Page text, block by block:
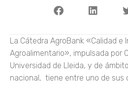
La Cátedra AgroBank «Calidad
Agroalimentario», impulsada por
Universidad de Lleida, y de
nacional, tiene entre uno de sus